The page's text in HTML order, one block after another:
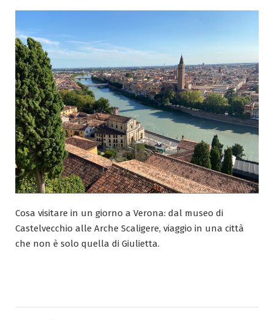
Cosa visitare in un giorno a Verona: dal museo di
Castelvecchio alle Arche Scaligere, viaggio in una città
che non è solo quella di Giulietta.